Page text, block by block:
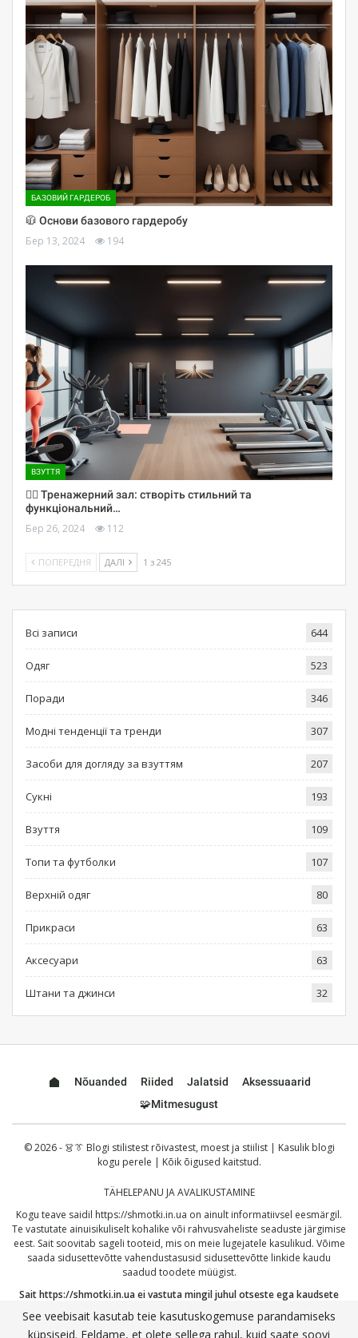
БАЗОВИЙ ГАРДЕРОБ
🧥 Основи базового гардеробу
Бер 13, 2024 194
ВЗУТТЯ
🏋️‍♀️ Тренажерний зал: створіть стильний та
функціональний…
Бер 26, 2024 112
ПОПЕРЕДНЯ ДАЛІ 1 з 245
Всі записи 644
Одяг 523
Поради 346
Модні тенденції та тренди 307
Засоби для догляду за взуттям 207
Сукні 193
Взуття 109
Топи та футболки 107
Верхній одяг 80
Прикраси 63
Аксесуари 63
Штани та джинси 32
Nõuanded Riided Jalatsid
Aksessuaarid
🧩Mitmesugust
© 2026 - 👗👔 Blogi stilistest rõivastest, moest ja stiilist | Kasulik blogi
kogu perele | Kõik õigused kaitstud.
TÄHELEPANU JA AVALIKUSTAMINE
Kogu teave saidil https://shmotki.in.ua on ainult informatiivsel eesmärgil.
Te vastutate ainuisikuliselt kohalike või rahvusvaheliste seaduste järgimise
eest. Sait soovitab sageli tooteid, mis on meie lugejatele kasulikud. Võime
saada sidusettevõtte vahendustasusid sidusettevõtte linkide kaudu
saadud toodete müügist.
Saithttps://shmotki.in.uaei vastuta mingil juhul otseste ega kaudsete
kahjude eest, mis võivad tuleneda siin avaldatud teabe kasutamisest või
väärkasutusest. Jätkates kinnitate, et olete lugenud ja nõustunud meie
See veebisait kasutab teie kasutuskogemuse parandamiseks
küpsiseid. Eeldame, et olete sellega rahul, kuid saate soovi